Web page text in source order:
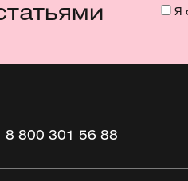
Я
8 800 301 56 88